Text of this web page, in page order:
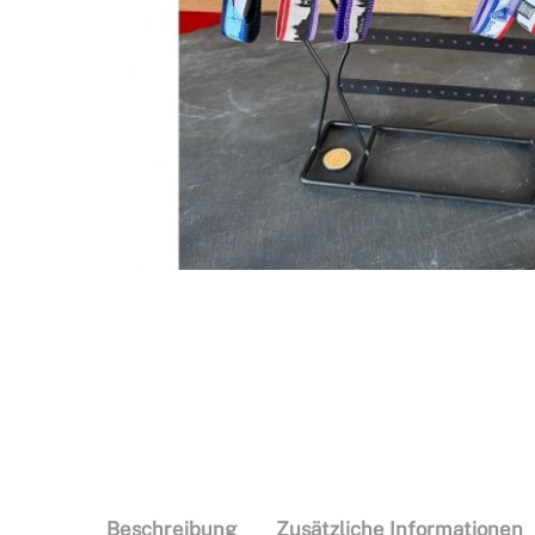
Beschreibung Zusätzliche Informationen